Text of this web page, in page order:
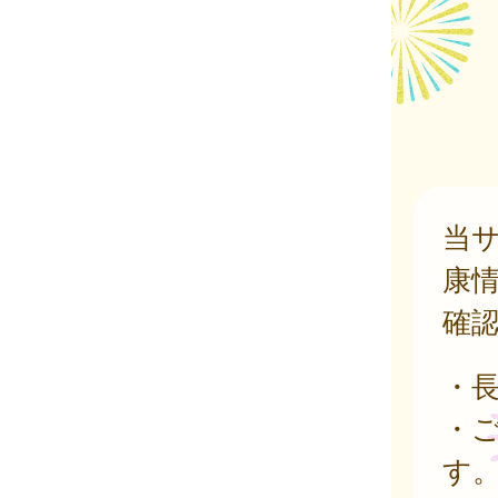
当
康
確
・
・
す